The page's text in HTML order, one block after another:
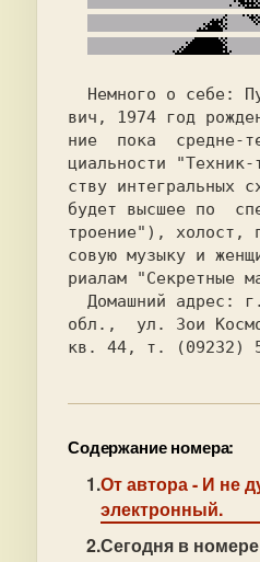
  Немного о себе:
вич,
1974 год
циальности
ству интегральных
будет высшее по
троение"), холост,
совую музыку и
риалам "Секретные
обл.,  ул. Зои
кв. 44, т. (09232)
Содержание номера:
От автора- И не
электронный.
Сегодня в номере